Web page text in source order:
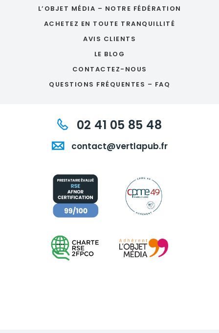
L’OBJET MÉDIA – NOTRE FÉDÉRATION
ACHETEZ EN TOUTE TRANQUILLITÉ
AVIS CLIENTS
LE BLOG
CONTACTEZ-NOUS
QUESTIONS FRÉQUENTES – FAQ
02 41 05 85 48
contact@vertlapub.fr